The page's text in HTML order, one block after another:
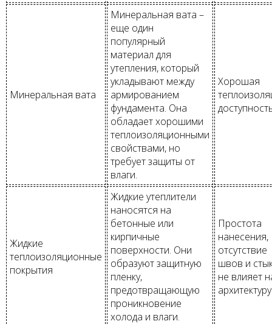
Минеральная вата
Минеральная вата –
еще один
популярный
материал для
утепления, который
укладывают между
армированием
фундамента. Она
обладает хорошими
теплоизоляционными
свойствами, но
требует защиты от
влаги.
Хорошая
Жидкие
теплоизоляционные
покрытия
Жидкие утеплители
наносятся на
бетонные или
кирпичные
поверхности. Они
образуют защитную
пленку,
предотвращающую
проникновение
холода и влаги.
Простота
нанесения,
отсутствие
швов и
не влияет